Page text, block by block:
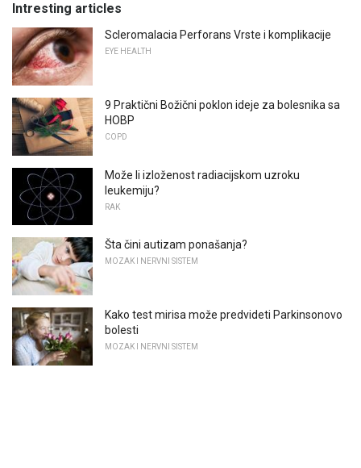
Intresting articles
Scleromalacia Perforans Vrste i komplikacije
EYE HEALTH
9 Praktični Božični poklon ideje za bolesnika sa
HOBP
COPD
Može li izloženost radiacijskom uzroku
leukemiju?
RAK
Šta čini autizam ponašanja?
MOZAK I NERVNI SISTEM
Kako test mirisa može predvideti Parkinsonovo
bolesti
MOZAK I NERVNI SISTEM